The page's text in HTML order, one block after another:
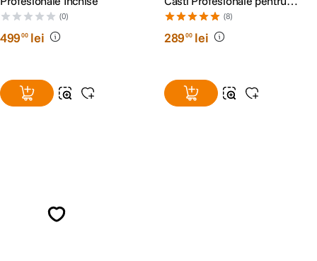
(0)
49900 lei
Studio
(8)
28900 lei